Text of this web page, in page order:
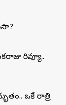
రివ్యూ..
ఒకే రాత్రి